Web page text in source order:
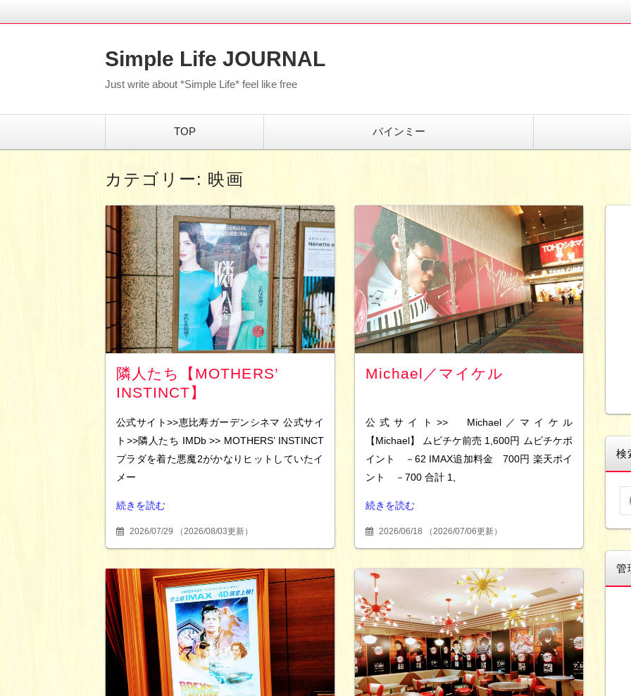
Simple Life JOURNAL
Just write about *Simple Life* feel like free
TOP バインミー
カテゴリー: 映画
隣人たち【MOTHERS’
INSTINCT】
公式サイト>>恵比寿ガーデンシネマ 公式サイ
ト>>隣人たち IMDb >> MOTHERS’ INSTINCT
プラダを着た悪魔2がかなりヒットしていたイ
メー
続きを読む
2026/07/29 （2026/08/03更新）
Michael／マイケル
公式サイト>> Michael／マイケル
【Michael】 ムビチケ前売 1,600円 ムビチケポ
イント －62 IMAX追加料金 700円 楽天ポイ
ント －700 合計 1,
続きを読む
2026/06/18 （2026/07/06更新）
検